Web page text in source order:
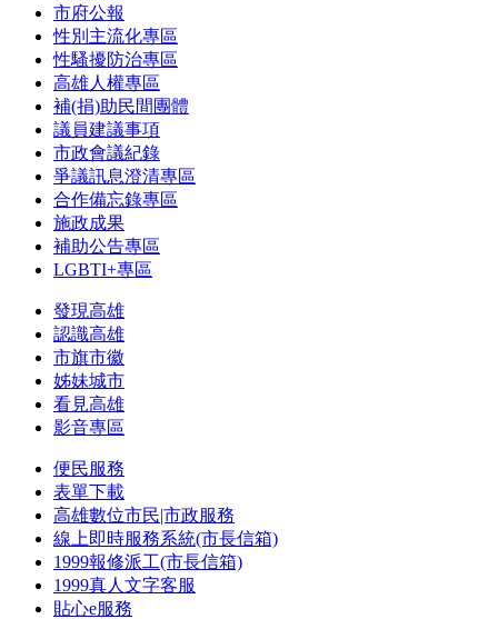
市府公報
性別主流化專區
性騷擾防治專區
高雄人權專區
補(捐)助民間團體
議員建議事項
市政會議紀錄
爭議訊息澄清專區
合作備忘錄專區
施政成果
補助公告專區
LGBTI+專區
發現高雄
認識高雄
市旗市徽
姊妹城市
看見高雄
影音專區
便民服務
表單下載
高雄數位市民|市政服務
線上即時服務系統(市長信箱)
1999報修派工(市長信箱)
1999真人文字客服
貼心e服務